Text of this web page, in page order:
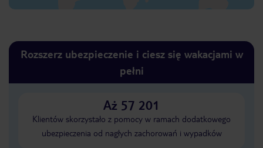
Rozszerz ubezpieczenie i ciesz się wakacjami w
pełni
Aż 57 201
Klientów skorzystało z pomocy w ramach dodatkowego
ubezpieczenia od nagłych zachorowań i wypadków